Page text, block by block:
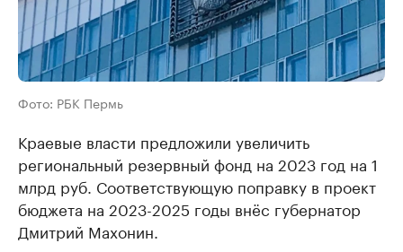
Фото: РБК Пермь
Краевые власти предложили увеличить
региональный резервный фонд на 2023 год на 1
млрд руб. Соответствующую поправку в проект
бюджета на 2023-2025 годы внёс губернатор
Дмитрий Махонин.